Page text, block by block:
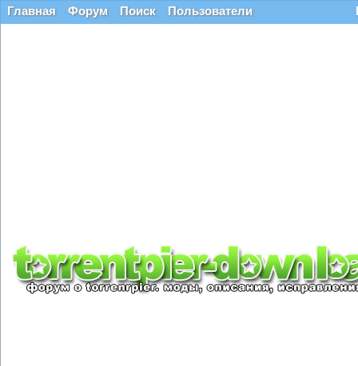
Главная Форум Поиск Пользователи